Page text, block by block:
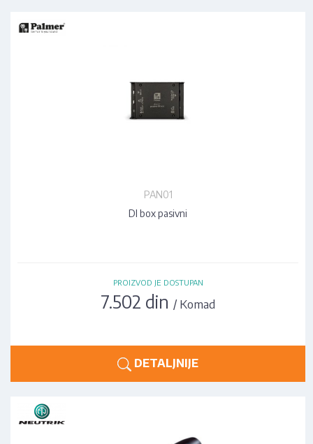
PAN01
DI box pasivni
PROIZVOD JE DOSTUPAN
7.502 din / Komad
DETALJNIJE